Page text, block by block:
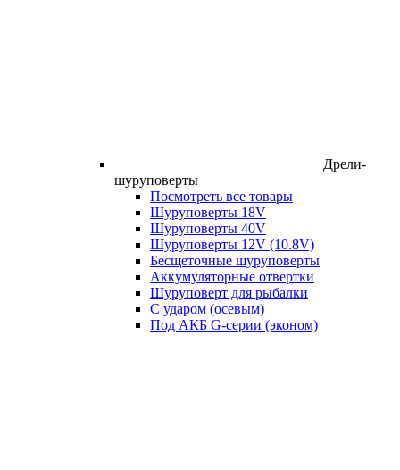
Дрели-
шуруповерты
Посмотреть все товары
Шуруповерты 18V
Шуруповерты 40V
Шуруповерты 12V (10.8V)
Бесщеточные шуруповерты
Аккумуляторные отвертки
Шуруповерт для рыбалки
С ударом (осевым)
Под АКБ G-серии (эконом)